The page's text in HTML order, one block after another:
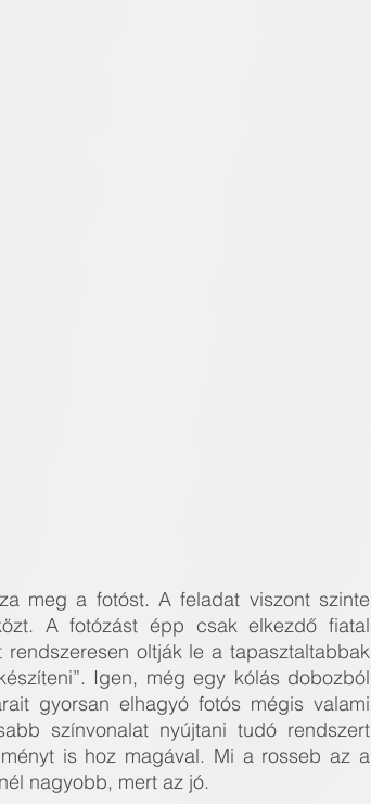
meg a fotóst. A feladat viszont szinte
A fotózást épp csak elkezdő fiatal
oltják le a tapasztaltabbak
Igen, még egy kólás dobozból
gyorsan elhagyó fotós mégis valami
színvonalat nyújtani tudó rendszert
is hoz magával. Mi a rosseb az a
nagyobb, mert az jó.